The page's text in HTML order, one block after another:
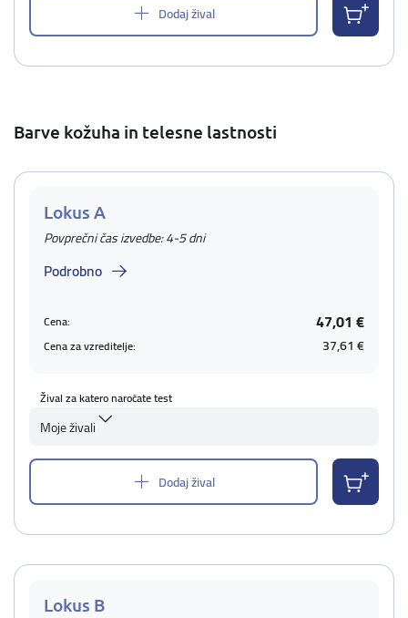
Dodaj žival
Barve kožuha in telesne lastnosti
Lokus A
Povprečni čas izvedbe: 4-5 dni
Podrobno
Cena: 47,01 €
Cena za vzreditelje: 37,61 €
Žival za katero naročate test
Moje živali
Dodaj žival
Lokus B